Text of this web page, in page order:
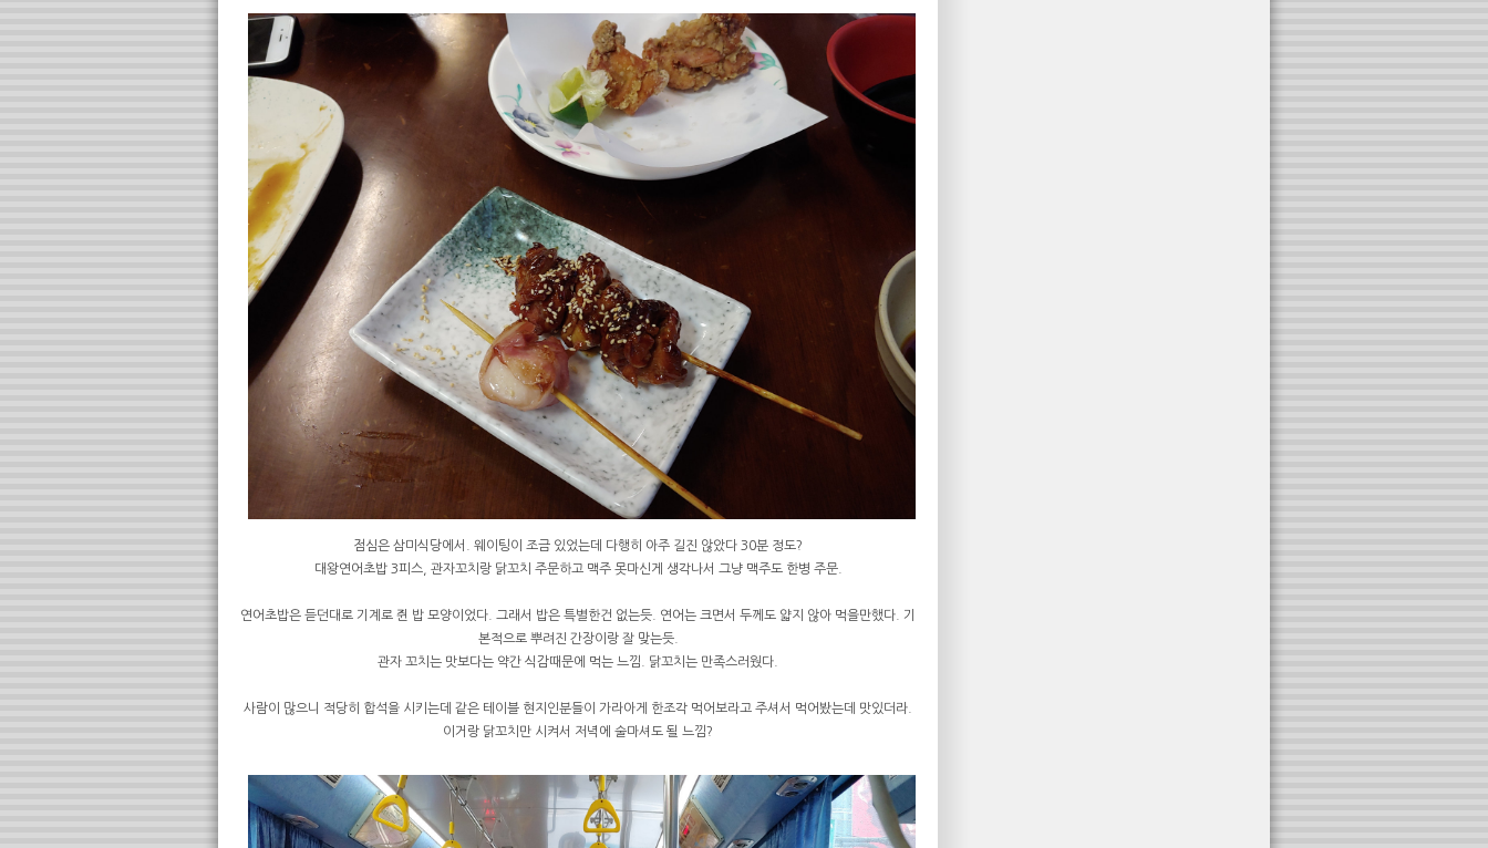
점심은 삼미식당에서. 웨이팅이 조금 있었는데 다행히 아주 길진 않았다 30분 정도?
대왕연어초밥 3피스, 관자꼬치랑 닭꼬치 주문하고 맥주 못마신게 생각나서 그냥 맥주도 한병 주문.
연어초밥은 듣던대로 기계로 쥔 밥 모양이었다. 그래서 밥은 특별한건 없는듯. 연어는 크면서 두께도 얇지 않아 먹을만했다. 기
본적으로 뿌려진 간장이랑 잘 맞는듯.
관자 꼬치는 맛보다는 약간 식감때문에 먹는 느낌. 닭꼬치는 만족스러웠다.
사람이 많으니 적당히 합석을 시키는데 같은 테이블 현지인분들이 가라아게 한조각 먹어보라고 주셔서 먹어봤는데 맛있더라.
이거랑 닭꼬치만 시켜서 저녁에 술마셔도 될 느낌?